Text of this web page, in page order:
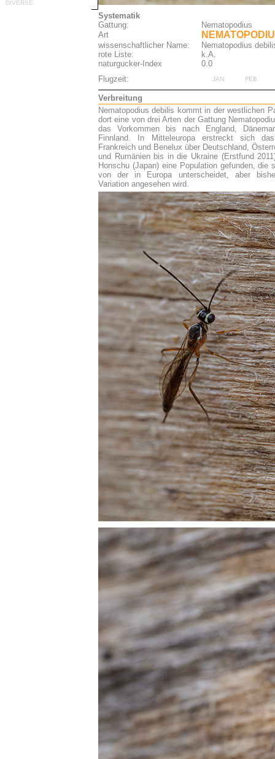
Systematik
Gattung:
Nematopodius
Art
wissenschaftlicher Name:
Nematopodius
rote Liste:
k.A.
naturgucker-Index
0.0
Flugzeit:
JAN FEB
Verbreitung
Nematopodius debilis kommt in der westlichen
dort eine von drei Arten der Gattung
das Vorkommen bis nach England,
Finnland. In Mitteleuropa erstreckt sich
Frankreich und Benelux über Deutschland,
und Rumänien bis in die Ukraine (Erstfund
Honschu (Japan) eine Population gefunden, die
von der in Europa unterscheidet, aber
Variation angesehen wird.